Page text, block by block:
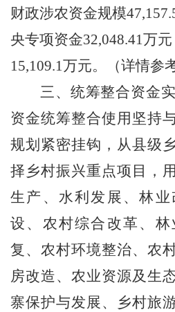
财政涉农资金规模47,157.
央专项资金32,048.41万
15,109.1万元。
（详情参
三、统筹整合资金
资金统筹整合使用坚持
规划紧密挂钩，从县级
择 乡村振兴重点项目，
生产、水利发展、林
设、农村综合改革、
复、农村环境整治、农
房改造、农业资源及生
寨保护与发展、乡村旅